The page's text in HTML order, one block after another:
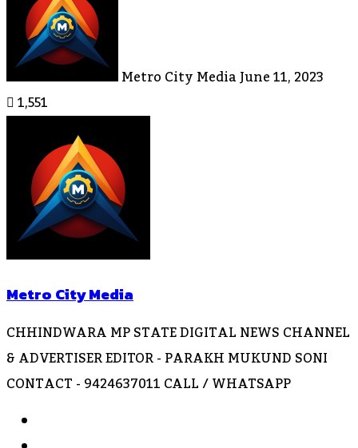
Metro City MediaJune 11, 2023
1,551
Metro City Media
CHHINDWARA MP STATE DIGITAL NEWS CHANNEL
& ADVERTISER EDITOR - PARAKH MUKUND SONI
CONTACT - 9424637011 CALL / WHATSAPP